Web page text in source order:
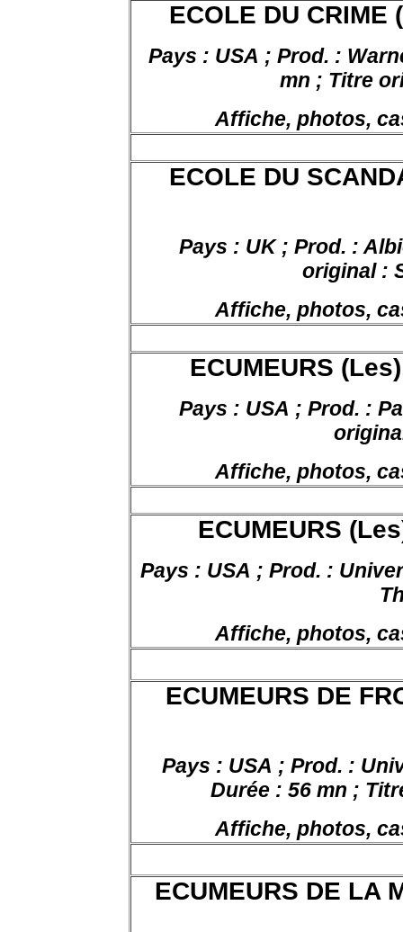
ECOLE DU CRIME
Pays : USA ; Prod. :
mn ; Titre
Affiche, photos,
ECOLE DU
Pays : UK ; Prod. :
original :
Affiche, photos,
ECUMEURS
Pays : USA ; Prod. :
Affiche, photos,
ECUMEURS
Pays : USA ; Prod. :
Affiche, photos,
ECUMEURS DE
Pays : USA ; Prod. :
Durée : 56 mn ;
Affiche, photos,
ECUMEURS DE LA